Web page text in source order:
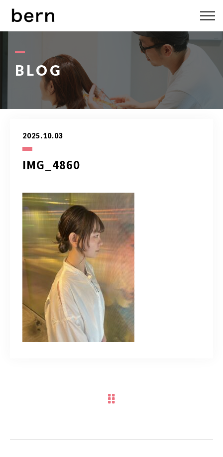
BLOG
2025.10.03
IMG_4860
ABOUT US
STYLE
bern 06-6136-6633
TERMINAL bern 06-6136-6633
【火水木日・祝】10:00～19:00
【金土】10:00〜21:00
ご予約はこちら